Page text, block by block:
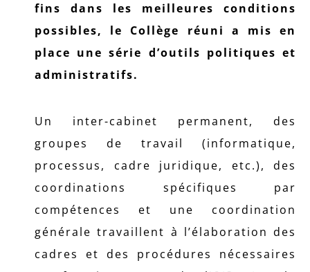
fins dans les meilleures conditions
possibles, le Collège réuni a mis en
place une série d’outils politiques et
administratifs.
Un inter-cabinet permanent, des
groupes de travail (informatique,
processus, cadre juridique, etc.), des
coordinations spécifiques par
compétences et une coordination
générale travaillent à l’élaboration des
cadres et des procédures nécessaires